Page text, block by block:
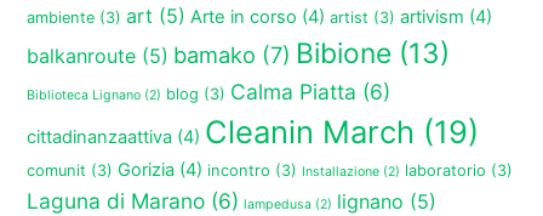
ambiente (3) art (5) Arte in corso (4) artist (3) artivism (4)
balkanroute (5) bamako (7) Bibione (13)
Biblioteca Lignano (2) blog (3) Calma Piatta (6)
cittadinanzaattiva (4) Cleanin March (19)
comunit (3) Gorizia (4) incontro (3) Installazione (2) laboratorio (3)
Laguna di Marano (6) lampedusa (2) lignano (5)